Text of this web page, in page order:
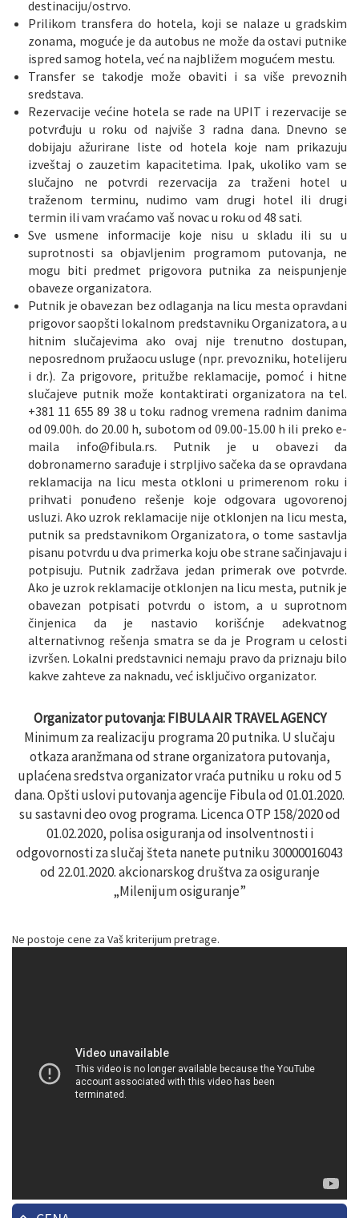
destinaciju/ostrvo.
Prilikom transfera do hotela, koji se nalaze u gradskim
zonama, moguće je da autobus ne može da ostavi putnike
ispred samog hotela, već na najbližem mogućem mestu.
Transfer se takodje može obaviti i sa više prevoznih
sredstava.
Rezervacije većine hotela se rade na UPIT i rezervacije se
potvrđuju u roku od najviše 3 radna dana. Dnevno se
dobijaju ažurirane liste od hotela koje nam prikazuju
izveštaj o zauzetim kapacitetima. Ipak, ukoliko vam se
slučajno ne potvrdi rezervacija za traženi hotel u
traženom terminu, nudimo vam drugi hotel ili drugi
termin ili vam vraćamo vaš novac u roku od 48 sati.
Sve usmene informacije koje nisu u skladu ili su u
suprotnosti sa objavljenim programom putovanja, ne
mogu biti predmet prigovora putnika za neispunjenje
obaveze organizatora.
Putnik je obavezan bez odlaganja na licu mesta opravdani
prigovor saopšti lokalnom predstavniku Organizatora, a u
hitnim slučajevima ako ovaj nije trenutno dostupan,
neposrednom pružaocu usluge (npr. prevozniku, hotelijeru
i dr.). Za prigovore, pritužbe reklamacije, pomoć i hitne
slučajeve putnik može kontaktirati organizatora na tel.
+381 11 655 89 38 u toku radnog vremena radnim danima
od 09.00h. do 20.00 h, subotom od 09.00-15.00 h ili preko e-
maila info@fibula.rs. Putnik je u obavezi da
dobronamerno sarađuje i strpljivo sačeka da se opravdana
reklamacija na licu mesta otkloni u primerenom roku i
prihvati ponuđeno rešenje koje odgovara ugovorenoj
usluzi. Ako uzrok reklamacije nije otklonjen na licu mesta,
putnik sa predstavnikom Organizatora, o tome sastavlja
pisanu potvrdu u dva primerka koju obe strane sačinjavaju i
potpisuju. Putnik zadržava jedan primerak ove potvrde.
Ako je uzrok reklamacije otklonjen na licu mesta, putnik je
obavezan potpisati potvrdu o istom, a u suprotnom
činjenica da je nastavio korišćnje adekvatnog
alternativnog rešenja smatra se da je Program u celosti
izvršen. Lokalni predstavnici nemaju pravo da priznaju bilo
kakve zahteve za naknadu, već isključivo organizator.
Organizator putovanja: FIBULA AIR TRAVEL AGENCY
Minimum za realizaciju programa 20 putnika. U slučaju
otkaza aranžmana od strane organizatora putovanja,
uplaćena sredstva organizator vraća putniku u roku od 5
dana. Opšti uslovi putovanja agencije Fibula od 01.01.2020.
su sastavni deo ovog programa. Licenca OTP 158/2020 od
01.02.2020, polisa osiguranja od insolventnosti i
odgovornosti za slučaj šteta nanete putniku 30000016043
od 22.01.2020. akcionarskog društva za osiguranje
„Milenijum osiguranje”
Ne postoje cene za Vaš kriterijum pretrage.